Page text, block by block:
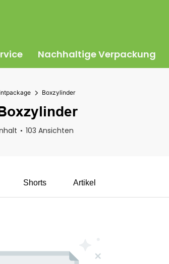
Nachhaltige Verpackung
Boxzylinder
103 Ansichten
Shorts Artikel